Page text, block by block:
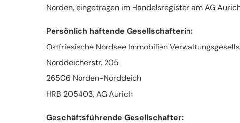
Norden, eingetragen im Handelsregister am AG
Persönlich haftende Gesellschafterin:
Ostfriesische Nordsee Immobilien
Norddeicherstr. 205
26506 Norden-Norddeich
HRB 205403, AG Aurich
Geschäftsführende Gesellschafter: